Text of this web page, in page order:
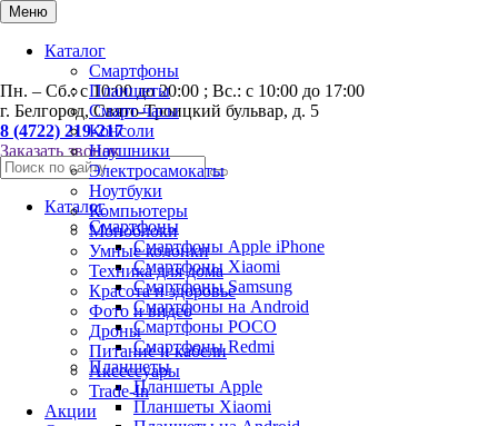
Меню
Каталог
Смартфоны
Планшеты
Смарт-часы
Консоли
Наушники
Электросамокаты
Ноутбуки
Компьютеры
Моноблоки
Умные колонки
Техника для дома
Красота и здоровье
Фото и видео
Дроны
Питание и кабели
Аксессуары
Trade-In
Акции
0
Пн. – Сб.: с 10:00 до 20:00 ; Вс.: с 10:00 до 17:00
г. Белгород, Свято-Троицкий бульвар, д. 5
8 (4722) 219-217
Заказать звонок
Каталог
Смартфоны
Смартфоны Apple iPhone
Смартфоны Хiaomi
Смартфоны Samsung
Смартфоны на Android
Смартфоны POCO
Смартфоны Redmi
Планшеты
Планшеты Apple
Планшеты Xiaomi